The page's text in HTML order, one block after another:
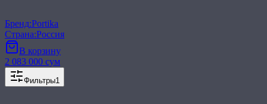
Бренд:Portika
Страна:Россия
В корзину
2 083 000 сум
Фильтры1